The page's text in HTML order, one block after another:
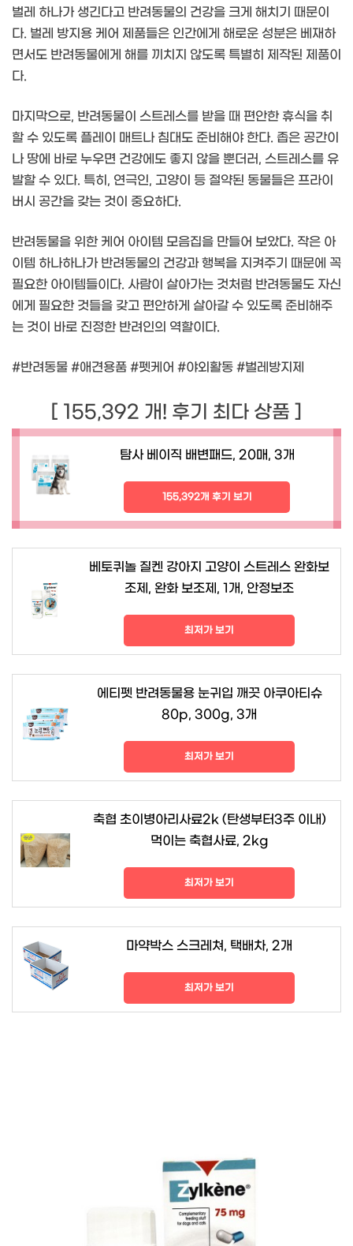
벌레 하나가 생긴다고 반려동물의 건강을 크게 해치기 때문이
다. 벌레 방지용 케어 제품들은 인간에게 해로운 성분은 베재하
면서도 반려동물에게 해를 끼치지 않도록 특별히 제작된 제품이
다.
마지막으로, 반려동물이 스트레스를 받을 때 편안한 휴식을 취
할 수 있도록 플레이 매트나 침대도 준비해야 한다. 좁은 공간이
나 땅에 바로 누우면 건강에도 좋지 않을 뿐더러, 스트레스를 유
발할 수 있다. 특히, 연극인, 고양이 등 절약된 동물들은 프라이
버시 공간을 갖는 것이 중요하다.
반려동물을 위한 케어 아이템 모음집을 만들어 보았다. 작은 아
이템 하나하나가 반려동물의 건강과 행복을 지켜주기 때문에 꼭
필요한 아이템들이다. 사람이 살아가는 것처럼 반려동물도 자신
에게 필요한 것들을 갖고 편안하게 살아갈 수 있도록 준비해주
는 것이 바로 진정한 반려인의 역할이다.
#반려동물 #애견용품 #펫케어 #야외활동 #벌레방지제
[ 155,392 개! 후기 최다 상품 ]
탐사 베이직 배변패드, 20매, 3개
155,392개 후기 보기
베토퀴놀 질켄 강아지 고양이 스트레스 완화보
조제, 완화 보조제, 1개, 안정보조
최저가 보기
에티펫 반려동물용 눈귀입 깨끗 아쿠아티슈
80p, 300g, 3개
최저가 보기
축협 초이병아리사료2k (탄생부터3주 이내)
먹이는 축협사료, 2kg
최저가 보기
마약박스 스크레쳐, 택배차, 2개
최저가 보기